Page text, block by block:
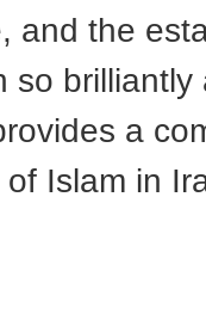
and the
so
a
Islam in